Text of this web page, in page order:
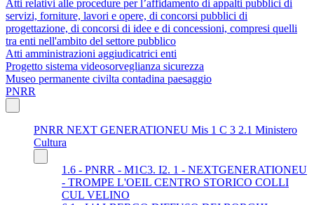
Atti relativi alle procedure per l’affidamento di appalti pubblici di
servizi, forniture, lavori e opere, di concorsi pubblici di
progettazione, di concorsi di idee e di concessioni, compresi quelli
tra enti nell'ambito del settore pubblico
Atti amministrazioni aggiudicatrici enti
Progetto sistema videosorveglianza sicurezza
Museo permanente civilta contadina paesaggio
PNRR
PNRR NEXT GENERATIONEU Mis 1 C 3 2.1 Ministero
Cultura
1.6 - PNRR - M1C3. I2. 1 - NEXTGENERATIONEU
- TROMPE L'OEIL CENTRO STORICO COLLI
CUL VELINO